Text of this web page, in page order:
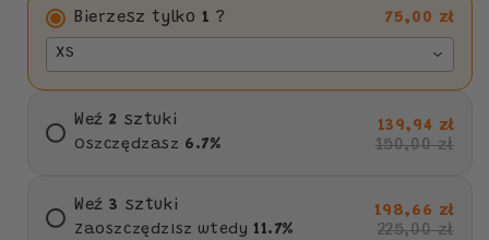
Bierzesz tylko 1 ? 75,00 zł
XS
Weź 2 sztuki
Oszczędzasz 6.7%
139,94 zł
150,00 zł
Weź 3 sztuki
Zaoszczędzisz wtedy 11.7%
198,66 zł
225,00 zł